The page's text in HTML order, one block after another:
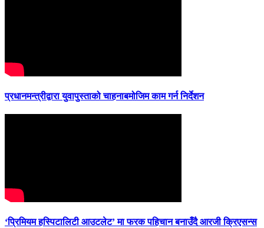
प्रधानमन्त्रीद्वारा युवापुस्ताको चाहनाबमोजिम काम गर्न निर्देशन
‘प्रिमियम हस्पिटालिटी आउटलेट’ मा फरक पहिचान बनाउँदै आरजी क्रिएसन्स